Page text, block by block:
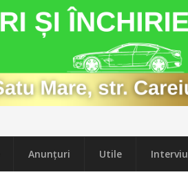
Anunțuri Utile Interviu